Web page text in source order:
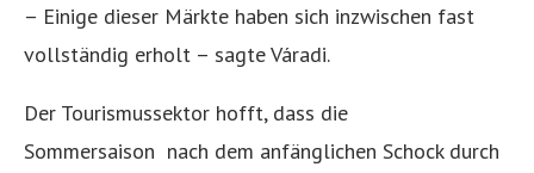
– Einige dieser Märkte haben sich inzwischen fast
vollständig erholt – sagte Váradi.
Der Tourismussektor hofft, dass die
Sommersaison nach dem anfänglichen Schock durch